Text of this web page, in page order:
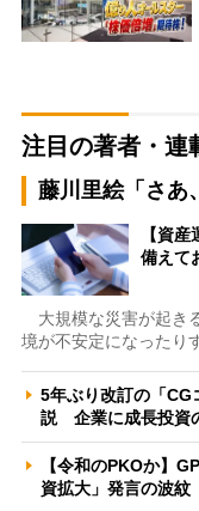
注目の著者・連
藤川里絵「さあ
【資
備えて
大規模な災害が起き
境が不安定になったり
5年ぶり改訂の「CG
説 企業に成長投資
【令和のPKOか】
資拡大」発言の波